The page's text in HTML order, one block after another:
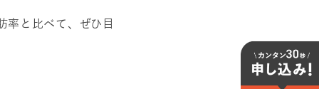
率と比べて、ぜひ目